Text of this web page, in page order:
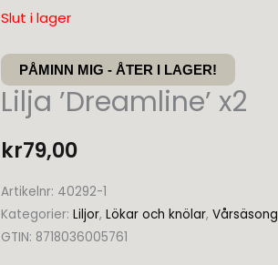
Slut i lager
PÅMINN MIG - ÅTER I LAGER!
Lilja ’Dreamline’ x2
kr79,00
Artikelnr: 40292-1
Kategorier:Liljor,Lökar och knölar,Vårsäsong
GTIN: 8718036005761